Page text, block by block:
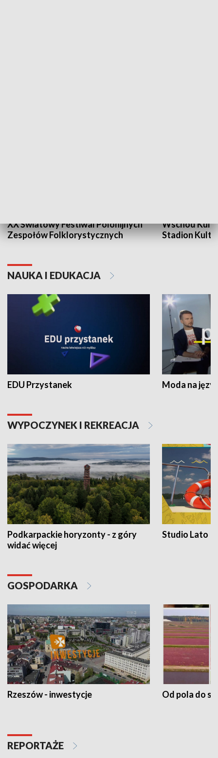
XX Światowy Festiwal Polonijnych
Zespołów Folklorystycznych
Wschód
Stadion
NAUKA I EDUKACJA
EDU Przystanek Moda na
WYPOCZYNEK I REKREACJA
Podkarpackie horyzonty - z góry
widać więcej
Studio Lato
GOSPODARKA
Rzeszów - inwestycje Od pola do
REPORTAŻE